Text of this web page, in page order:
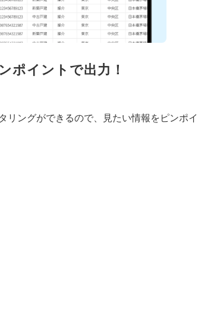
ポイントで出力！
ングができるので、見たい情報をピンポ